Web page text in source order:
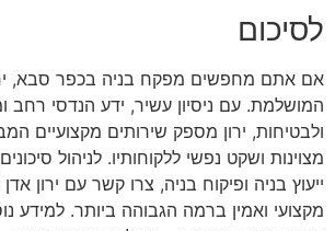
לסיכום
אם אתם מחפשים מפקח בניה בכפר סבא,
המושלמת. עם ניסיון עשיר, ידע הנדסי רחב
ולבטיחות, ירון מספק שירותים מקצועיים
מצוינות ושקט נפשי ללקוחותיו. לניהול
ייעוץ בניה ופיקוח בניה, צרו קשר עם ירון
מקצועי ואמין ברמה הגבוהה ביותר. למידע